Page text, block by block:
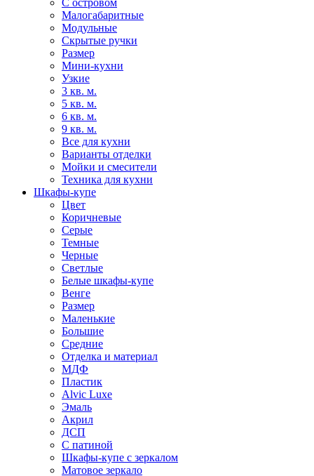
С островом
Малогабаритные
Модульные
Скрытые ручки
Размер
Мини-кухни
Узкие
3 кв. м.
5 кв. м.
6 кв. м.
9 кв. м.
Все для кухни
Варианты отделки
Мойки и смесители
Техника для кухни
Шкафы-купе
Цвет
Коричневые
Серые
Темные
Черные
Светлые
Белые шкафы-купе
Венге
Размер
Маленькие
Большие
Средние
Отделка и материал
МДФ
Пластик
Alvic Luxe
Эмаль
Акрил
ДСП
С патиной
Шкафы-купе с зеркалом
Матовое зеркало